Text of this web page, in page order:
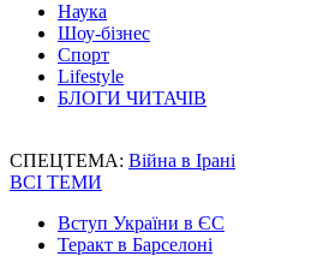
Наука
Шоу-бізнес
Спорт
Lifestyle
БЛОГИ ЧИТАЧІВ
СПЕЦТЕМА: Війна в Ірані
ВСІ ТЕМИ
Вступ України в ЄС
Теракт в Барселоні